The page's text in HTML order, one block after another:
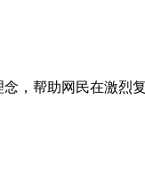
，帮助网民在激烈